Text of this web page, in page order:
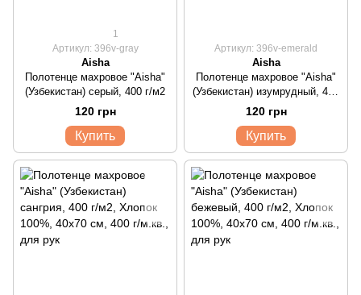
1
Артикул: 396v-gray
Aisha
Полотенце махровое "Aisha"
(Узбекистан) серый, 400 г/м2
120 грн
Купить
Артикул: 396v-emerald
Aisha
Полотенце махровое "Aisha"
(Узбекистан) изумрудный, 400
г/м2
120 грн
Купить